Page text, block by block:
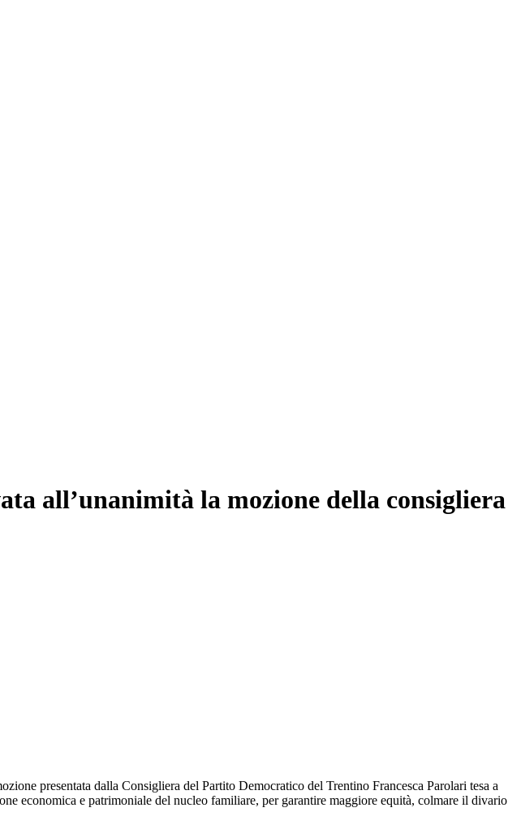
all’unanimità la mozione della consigliera
presentata dalla Consigliera del Partito Democratico del Trentino Francesca Parolari tesa a
economica e patrimoniale del nucleo familiare, per garantire maggiore equità, colmare il divario